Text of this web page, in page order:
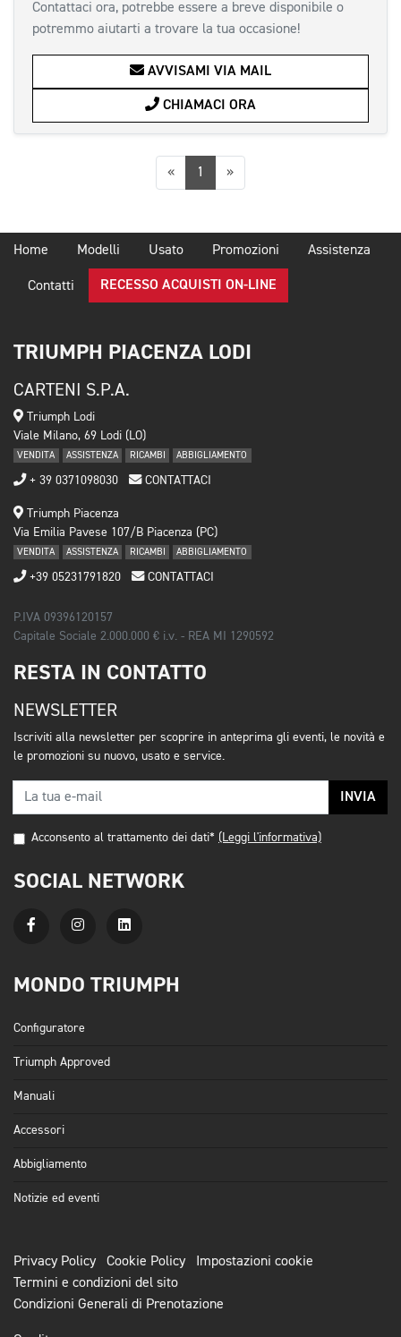
Contattaci ora, potrebbe essere a breve disponibile o
potremmo aiutarti a trovare la tua occasione!
AVVISAMI VIA MAIL
CHIAMACI ORA
«Precedente
1 »Successiva
Home Modelli Usato Promozioni Assistenza
Contatti RECESSO ACQUISTI ON-LINE
TRIUMPH PIACENZA LODI
CARTENI S.P.A.
Triumph Lodi
Viale Milano, 69 Lodi (LO)
VENDITA ASSISTENZA RICAMBI ABBIGLIAMENTO
+ 39 0371098030 CONTATTACI
Triumph Piacenza
Via Emilia Pavese 107/B Piacenza (PC)
VENDITA ASSISTENZA RICAMBI ABBIGLIAMENTO
+39 05231791820 CONTATTACI
P.IVA 09396120157
Capitale Sociale 2.000.000 € i.v. - REA MI 1290592
RESTA IN CONTATTO
NEWSLETTER
Iscriviti alla newsletter per scoprire in anteprima gli eventi, le novità e
le promozioni su nuovo, usato e service.
INVIA
Acconsento al trattamento dei dati* (Leggi l'informativa)
SOCIAL NETWORK
MONDO TRIUMPH
Configuratore
Triumph Approved
Manuali
Accessori
Abbigliamento
Notizie ed eventi
Privacy Policy Cookie Policy
Impostazioni cookie
Termini e condizioni del sito
Condizioni Generali di Prenotazione